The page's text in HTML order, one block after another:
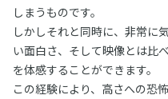
しまうものです。
しかしそれと同時に、非常に
い面白さ、そして映像とは比
を体感することができます。
この経験により、高さへの恐